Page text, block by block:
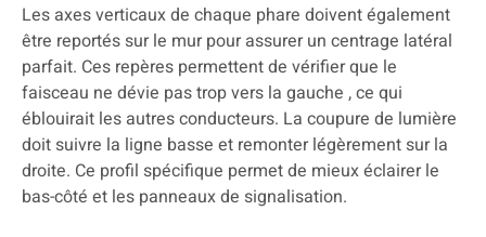
Les axes verticaux de chaque phare doivent également
être reportés sur le mur pour assurer un centrage latéral
parfait. Ces repères permettent de vérifier que le
faisceau ne dévie pas trop vers la gauche , ce qui
éblouirait les autres conducteurs. La coupure de lumière
doit suivre la ligne basse et remonter légèrement sur la
droite. Ce profil spécifique permet de mieux éclairer le
bas-côté et les panneaux de signalisation.